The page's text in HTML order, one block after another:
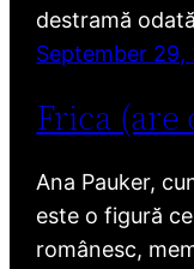
destramă
September 29,
Frica
Ana Pauker,
este o figură
românesc,